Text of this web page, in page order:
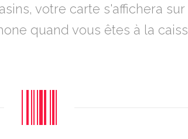
votre carte s'affichera sur
quand vous êtes à la